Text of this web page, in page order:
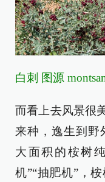
白刺 图源
而看上去风景很
来种，逸生到野
大面积的桉树
机”“抽肥机”，